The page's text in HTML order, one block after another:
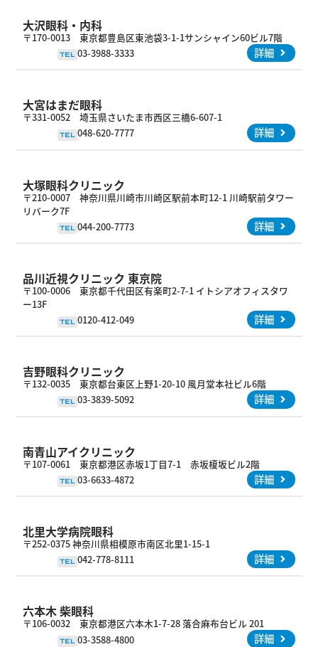
大沢眼科・内科
〒170-0013 東京都豊島区東池袋3-1-1サンシャイン60ビル7階
TEL 03-3988-3333 詳細
大宮はまだ眼科
〒331-0052 埼玉県さいたま市西区三橋6-607-1
TEL 048-620-7777 詳細
大塚眼科クリニック
〒210-0007 神奈川県川崎市川崎区駅前本町12-1 川崎駅前タワー
リバーク7F
TEL 044-200-7773 詳細
品川近視クリニック 東京院
〒100-0006 東京都千代田区有楽町2-7-1 イトシアオフィスタワ
ー13F
TEL 0120-412-049 詳細
吉野眼科クリニック
〒132-0035 東京都台東区上野1-20-10 風月堂本社ビル6階
TEL 03-3839-5092 詳細
南青山アイクリニック
〒107-0061 東京都港区赤坂1丁目7-1 赤坂榎坂ビル2階
TEL 03-6633-4872 詳細
北里大学病院眼科
〒252-0375 神奈川県相模原市南区北里1-15-1
TEL 042-778-8111 詳細
六本木 柴眼科
〒106-0032 東京都港区六本木1-7-28 落合麻布台ビル 201
TEL 03-3588-4800 詳細